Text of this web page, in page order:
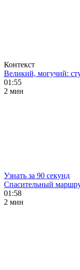
Контекст
Великий, могучий:
01:55
2 мин
Узнать за 90 секунд
Спасительный
01:58
2 мин